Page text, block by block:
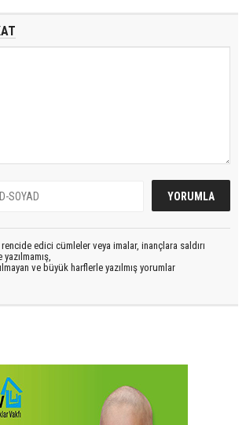
edici cümleler veya imalar, inançlara saldırı
ve büyük harflerle yazılmış yorumlar